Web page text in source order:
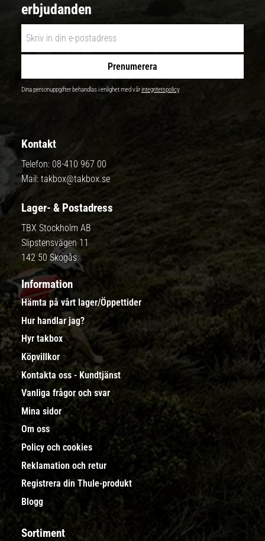
erbjudanden
Prenumerera
Dina personuppgifter behandlas i enlighet med vårintegritetspolicy.
Kontakt
Telefon: 08-410 967 00
Mail: takbox@takbox.se
Lager- & Postadress
TBX Stockholm AB
Slipstensvägen 11
142 50 Skogås
Information
Hämta på vårt lager/Öppettider
Hur handlar jag?
Hyr takbox
Köpvillkor
Kontakta oss - Kundtjänst
Vanliga frågor och svar
Mina sidor
Om oss
Policy och cookies
Reklamation och retur
Registrera din Thule-produkt
Blogg
Sortiment